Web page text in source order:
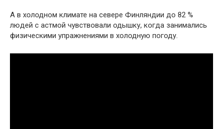
А в холодном климате на севере Финляндии до 82 %
людей с астмой чувствовали одышку, когда занимались
физическими упражнениями в холодную погоду.